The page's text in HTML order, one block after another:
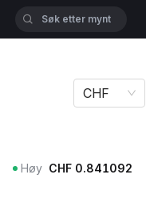
CHF
Høy CHF 0.841092